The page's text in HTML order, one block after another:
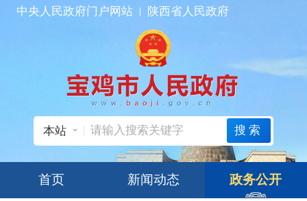
中央人民政府门户网站 陕西省人民政府
本站 搜索
首页 新闻动态 政务公开